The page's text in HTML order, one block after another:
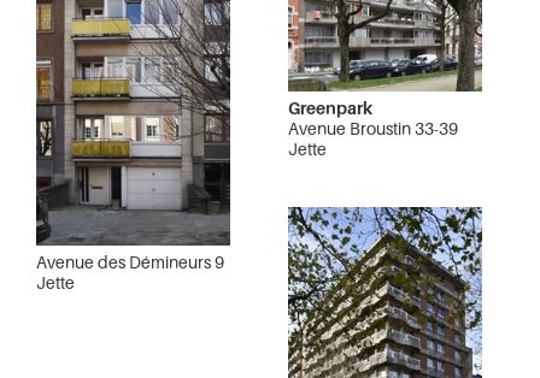
Avenue des Démineurs 9
Jette
Greenpark
Avenue Broustin 33-39
Jette